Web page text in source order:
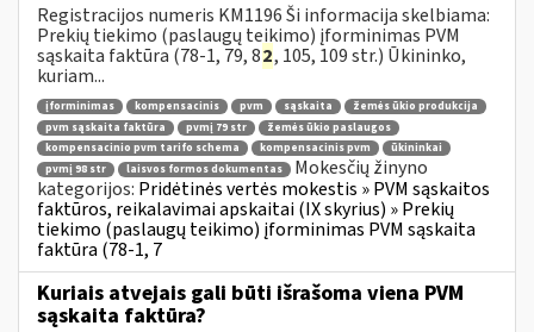
Registracijos numeris KM1196 Ši informacija skelbiama:
Prekių tiekimo (paslaugų teikimo) įforminimas PVM
sąskaita faktūra (78-1, 79, 82, 105, 109 str.) Ūkininko,
kuriam...
įforminimas kompensacinis pvm sąskaita
žemės ūkio produkcija
pvm sąskaita faktūra
pvmį 79 str
žemės ūkio paslaugos
kompensacinio pvm tarifo schema
kompensacinis pvm
ūkininkai
pvmį 98 str
laisvos formos dokumentas
Mokesčių žinyno
kategorijos: Pridėtinės vertės mokestis » PVM sąskaitos
faktūros, reikalavimai apskaitai (IX skyrius) » Prekių
tiekimo (paslaugų teikimo) įforminimas PVM sąskaita
faktūra (78-1, 7
Kuriais atvejais gali būti išrašoma viena PVM
sąskaita faktūra?